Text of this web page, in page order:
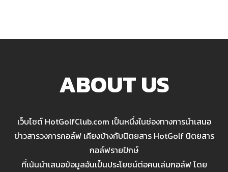
ABOUT US
เว็บไซต์ HotGolfClub.com เป็นหนึ่งในช่องทางการนำเสนอ
ข่าวสารวงการกอล์ฟ เคียงข้างกับนิตยสาร HotGolf นิตยสาร
กอล์ฟรายปักษ์
ที่เน้นนำเสนอข้อมูลอันเป็นประโยชน์ต่อคนเล่นกอล์ฟ โดย